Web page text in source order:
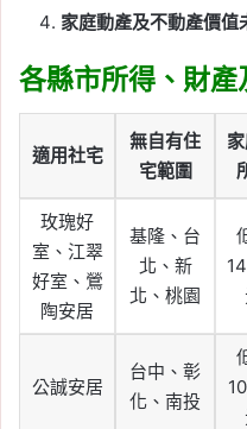
家庭動產及不動產價值
各縣市所得、財
適用社宅
無自有住
宅範圍
玫瑰好
室、江翠
好室、鶯
陶安居
基隆、台
北、新
北、桃園
公誠安居
台中、彰
化、南投